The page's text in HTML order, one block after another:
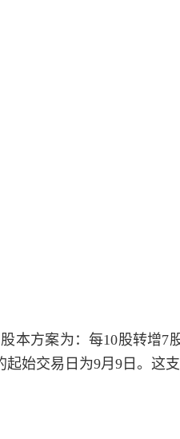
本方案为：每10股转增7
始交易日为9月9日。这